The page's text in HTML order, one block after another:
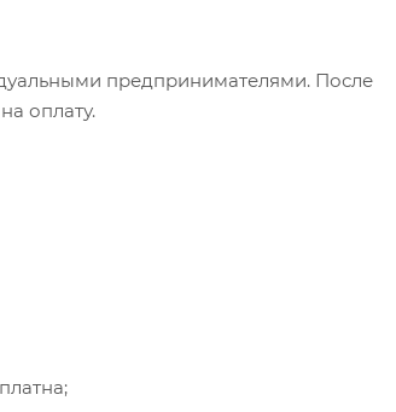
предпринимателями. После
оплату.